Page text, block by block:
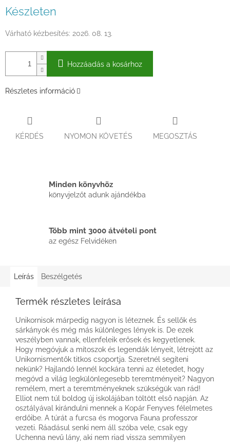
Készleten
Várható kézbesítés: 2026. 08. 13.
Hozzáadás a kosárhoz
Részletes információ
KÉRDÉS NYOMON KÖVETÉS MEGOSZTÁS
Minden könyvhöz
könyvjelzőt adunk ajándékba
Több mint 3000 átvételi pont
az egész Felvidéken
Leírás Beszélgetés
Termék részletes leírása
Unikornisok márpedig nagyon is léteznek. És sellők és
sárkányok és még más különleges lények is. De ezek
veszélyben vannak, ellenfeleik erősek és kegyetlenek.
Hogy megóvjuk a mítoszok és legendák lényeit, létrejött az
Unikornismentők titkos csoportja. Szeretnél segíteni
nekünk? Hajlandó lennél kockára tenni az életedet, hogy
megóvd a világ legkülönlegesebb teremtményeit? Nagyon
remélem, mert a teremtményeknek szükségük van rád!
Elliot nem túl boldog új iskolájában töltött első napján. Az
osztályával kirándulni mennek a Kopár Fenyves félelmetes
erdőibe. A túrát a furcsa és mogorva Fauna professzor
vezeti. Ráadásul senki nem áll szóba vele, csak egy
Uchenna nevű lány, aki nem riad vissza semmilyen